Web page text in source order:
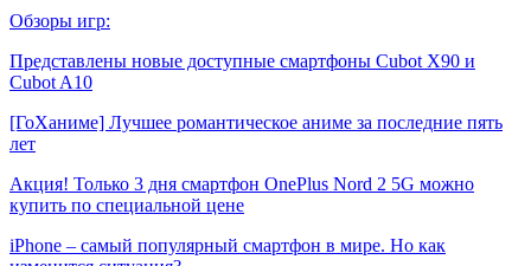
Обзоры игр:
Представлены новые доступные смартфоны Cubot X90 и
Cubot A10
[ГоХаниме] Лучшее романтическое аниме за последние пять
лет
Акция! Только 3 дня смартфон OnePlus Nord 2 5G можно
купить по специальной цене
iPhone – самый популярный смартфон в мире. Но как